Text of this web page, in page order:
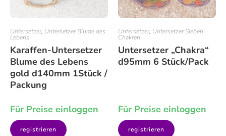
Untersetzer, Untersetzer Blume des
Lebens
Karaffen-Untersetzer
Blume des Lebens
gold d140mm 1Stück /
Packung
Für Preise einloggen
registrieren
Untersetzer, Untersetzer Sieben
Chakren
Untersetzer „Chakra“
d95mm 6 Stück/Pack
Für Preise einloggen
registrieren